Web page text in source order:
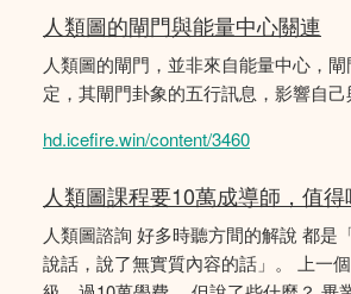
人類圖的閘門與能量中心關連
人類圖的閘門，並非來自能量中心，
定，其閘門卦象的五行訊息，影響自己
hd.icefire.win/content/3460
人類圖課程要10萬成導師，值得
人類圖諮詢 好多時聽方間的解說 都是
說話，說了無實質內容的話」。 上一